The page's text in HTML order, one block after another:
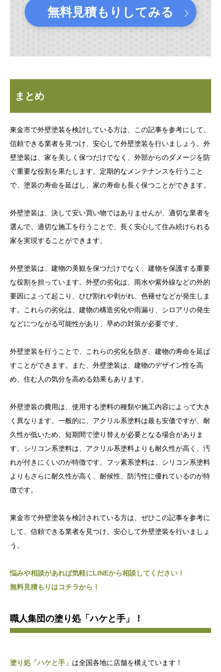
無料見積もりしてみる
まとめ
東金市で外壁塗装を検討している方は、この記事を参考にして、
信頼できる業者を見つけ、安心して外壁塗装を行いましょう。外
壁塗装は、家を美しく保つだけでなく、外部からのダメージを防
ぐ重要な役割を果たします。定期的なメンテナンスを行うこと
で、塗装の寿命を延ばし、家の寿命も長く保つことができます。
外壁塗装は、決して安い買い物ではありませんが、適切な業者を
選んで、適切な施工を行うことで、長く安心して住み続けられる
家を実現することができます。
外壁塗装は、建物の美観を保つだけでなく、建物を保護する重要
な役割を担っています。外壁の劣化は、雨水や紫外線などの外的
要因によって起こり、ひび割れや剥がれ、色褪せなどが発生しま
す。これらの劣化は、建物の構造劣化や雨漏り、シロアリの発生
などにつながる可能性があり、早めの対策が必要です。
外壁塗装を行うことで、これらの劣化を防ぎ、建物の寿命を延ば
すことができます。また、外壁塗装は、建物のデザイン性を高
め、住む人の気分を高める効果もあります。
外壁塗装の費用は、使用する塗料の種類や施工内容によって大き
く異なります。一般的に、アクリル系塗料は最も安価ですが、耐
久性が低いため、短期間で塗り替えが必要となる場合がありま
す。シリコン系塗料は、アクリル系塗料よりも耐久性が高く、汚
れが付きにくいのが特徴です。フッ素系塗料は、シリコン系塗料
よりもさらに耐久性が高く、耐候性、防汚性に優れているのが特
徴です。
東金市で外壁塗装を検討されている方は、ぜひこの記事を参考に
して、信頼できる業者を見つけ、安心して外壁塗装を行いましょ
う。
悩みや相談があれば気軽にLINEから相談してください！
無料見積もりはコチラから！
職人集団の塗り処「ハケと手」！
塗り処「ハケと手」 は全国各地に店舗を構えています！